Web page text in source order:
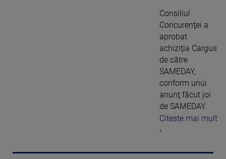
Consiliul
Concurenţei a
aprobat
achiziţia Cargus
de către
SAMEDAY,
conform unui
anunţ făcut joi
de SAMEDAY.
Citeste mai mult
›